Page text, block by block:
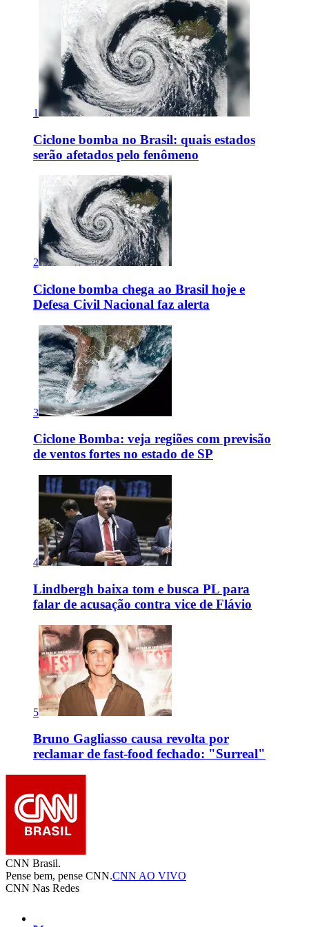
1
Ciclone bomba no Brasil: quais estados
serão afetados pelo fenômeno
2
Ciclone bomba chega ao Brasil hoje e
Defesa Civil Nacional faz alerta
3
Ciclone Bomba: veja regiões com previsão
de ventos fortes no estado de SP
4
Lindbergh baixa tom e busca PL para
falar de acusação contra vice de Flávio
5
Bruno Gagliasso causa revolta por
reclamar de fast-food fechado: "Surreal"
CNN Brasil.
Pense bem, pense CNN.CNN AO VIVO
CNN Nas Redes